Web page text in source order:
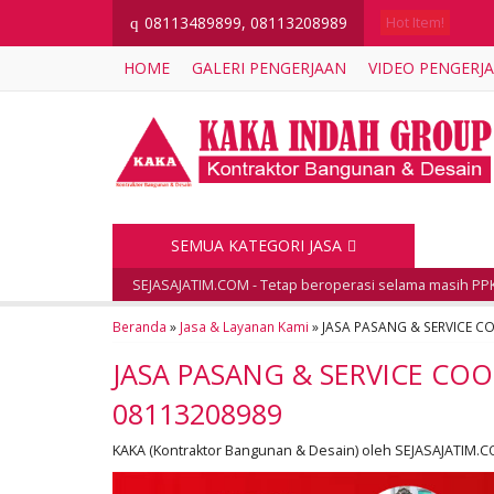
q 08113489899, 08113208989 Hot Item!
HOME GALERI PENGERJAAN VIDEO
SEMUA KATEGORI JASA
SEJASAJATIM.COM - Tetap beroperasi selama masih
Beranda » Jasa & Layanan Kami » JASA PASANG & SERVICE
JASA PASANG & SERVICE
08113208989
KAKA (Kontraktor Bangunan & Desain) oleh